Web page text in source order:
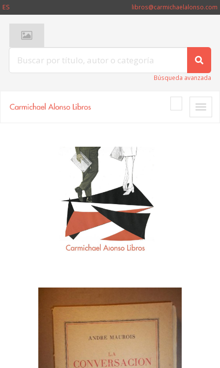
ES libros@carmichaelalonso.com
Búsqueda avanzada
Toggle